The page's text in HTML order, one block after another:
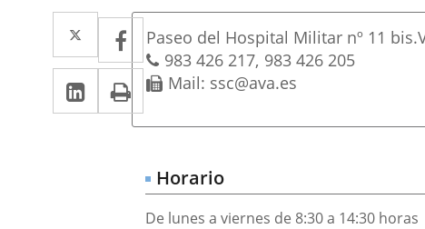
Twitter
Enlace
a
una
aplicación
Facebook
Enlace
a
una
aplicación
Linkedin
Enlace
a
aplicación
externa.
Print
Dirección
Postal
address
Paseo del Hospital Militar nº 11 bis.
Phones
983 426 217 983 426 205
Fax
Mail: ssc@ava.es
Horario
De lunes a viernes de 8:30 a 14:30 horas